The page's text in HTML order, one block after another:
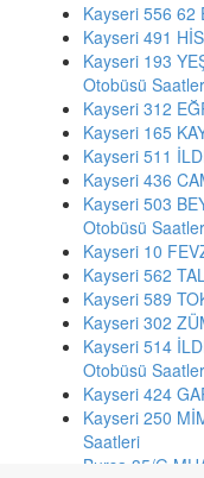
Kayseri 556 62
Kayseri 491
Kayseri 193
Otobüsü
Kayseri 312
Kayseri 165
Kayseri 511
Kayseri 436
Kayseri 503
Otobüsü
Kayseri 10
Kayseri 562
Kayseri 589
Kayseri 302
Kayseri 514
Otobüsü
Kayseri 424
Kayseri 250
Saatleri
Bursa 35/G